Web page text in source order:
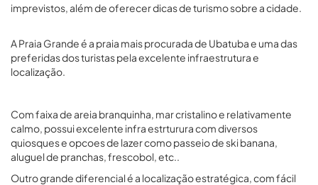
imprevistos, além de oferecer dicas de turismo sobre a cidade.
A Praia Grande é a praia mais procurada de Ubatuba e uma das
preferidas dos turistas pela excelente infraestrutura e
localização.
Com faixa de areia branquinha, mar cristalino e relativamente
calmo, possui excelente infra estrturura com diversos
quiosques e opcoes de lazer como passeio de ski banana,
aluguel de pranchas, frescobol, etc..
Outro grande diferencial é a localização estratégica, com fácil